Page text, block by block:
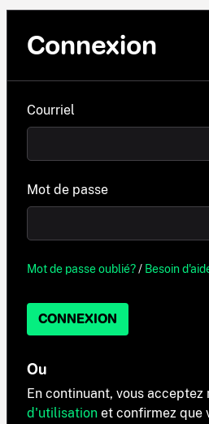
Connexion
Courriel
Mot de passe
Mot de passe oublié?/ Besoin
CONNEXION
Ou
En continuant, vous acceptez
d'utilisation et confirmez que